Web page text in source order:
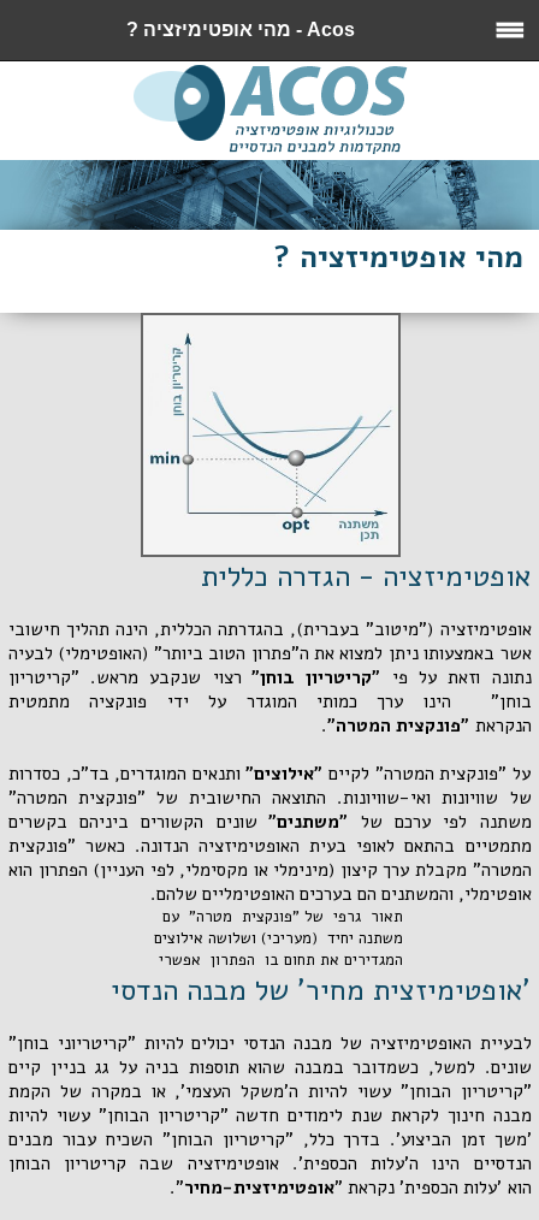
Acos - מהי אופטימיזציה ?
מהי אופטימיזציה ?
אופטימיזציה - הגדרה כללית
אופטימיזציה ("מיטוב" בעברית), בהגדרתה הכללית, הינה תהליך חישובי
אשר באמצעותו ניתן למצוא את ה"פתרון הטוב ביותר" (האופטימלי) לבעיה
נתונה וזאת על פי "קריטריון בוחן"רצוי שנקבע מראש. "קריטריון
בוחן" הינו ערך כמותי המוגדר על ידי פונקציה מתמטית
הנקראת "פונקצית המטרה".
על "פונקצית המטרה" לקיים "אילוצים"ותנאים המוגדרים, בד"כ, כסדרות
של שוויונות ואי-שוויונות. התוצאה החישובית של "פונקצית המטרה"
משתנה לפי ערכם של "משתנים"שונים הקשורים ביניהם בקשרים
מתמטיים בהתאם לאופי בעית האופטימיזציה הנדונה. כאשר "פונקצית
המטרה" מקבלת ערך קיצון (מינימלי או מקסימלי, לפי העניין) הפתרון הוא
אופטימלי, והמשתנים הם בערכים האופטימליים שלהם.
'אופטימיזצית מחיר' של מבנה הנדסי
לבעיית האופטימיזציה של מבנה הנדסי יכולים להיות "קריטריוני בוחן"
שונים. למשל, כשמדובר במבנה שהוא תוספות בניה על גג בניין קיים
"קריטריון הבוחן" עשוי להיות ה'משקל העצמי', או במקרה של הקמת
מבנה חינוך לקראת שנת לימודים חדשה "קריטריון הבוחן" עשוי להיות
'משך זמן הביצוע'. בדרך כלל, "קריטריון הבוחן" השכיח עבור מבנים
הנדסיים הינו ה'עלות הכספית'. אופטימיזציה שבה קריטריון הבוחן
הוא 'עלות הכספית' נקראת "אופטימיזצית-מחיר".
תאור גרפי של "פונקצית מטרה" עם
משתנה יחיד (מעריכי) ושלושה אילוצים
המגדירים את תחום בו הפתרון אפשרי